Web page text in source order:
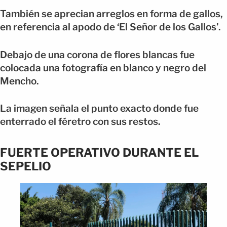
También se aprecian arreglos en forma de gallos,
en referencia al apodo de ‘El Señor de los Gallos’.
Debajo de una corona de flores blancas fue
colocada una fotografía en blanco y negro del
Mencho.
La imagen señala el punto exacto donde fue
enterrado el féretro con sus restos.
FUERTE OPERATIVO DURANTE EL
SEPELIO